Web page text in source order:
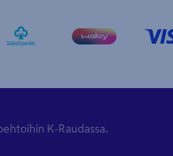
K-Raudassa.